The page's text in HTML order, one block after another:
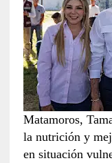
Matamoros,
la nutrición y
en situación